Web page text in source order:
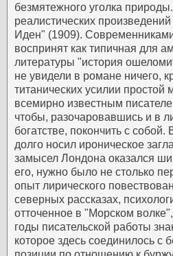
безмятежного уголка природы.
реалистических
Иден" (1909).
воспринят как типичная для
литературы "история
не увидели в романе ничего,
титанических усилии простой
всемирно известным
чтобы, разочаровавшись и в
богатстве, покончить с
долго носил ироническое
замысел Лондона оказался
его, нужно было не столько
опыт лирического
северных рассказах,
отточенное в "Морском
годы писательской работы
которое здесь соединилось с